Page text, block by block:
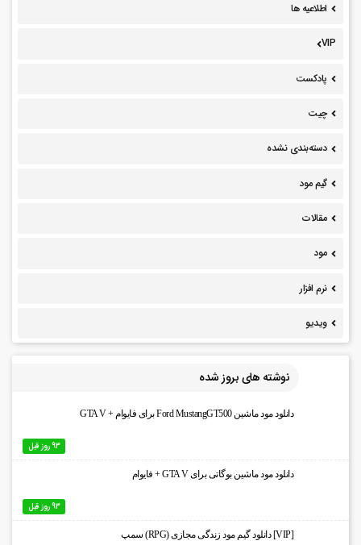
اطلاعیه ها
VIP
پادکست
چیت
دسته‌بندی نشده
گیم مود
مقالات
مود
نرم افزار
ویدیو
نوشته های بروز شده
دانلود مود ماشین Ford MustangGT500 برای فایوام + GTA V
93 روز قبل
دانلود مود ماشین بوگاتی برای GTA V + فایوام
93 روز قبل
[VIP] دانلود گیم مود زندگی مجازی (RPG) سمپ